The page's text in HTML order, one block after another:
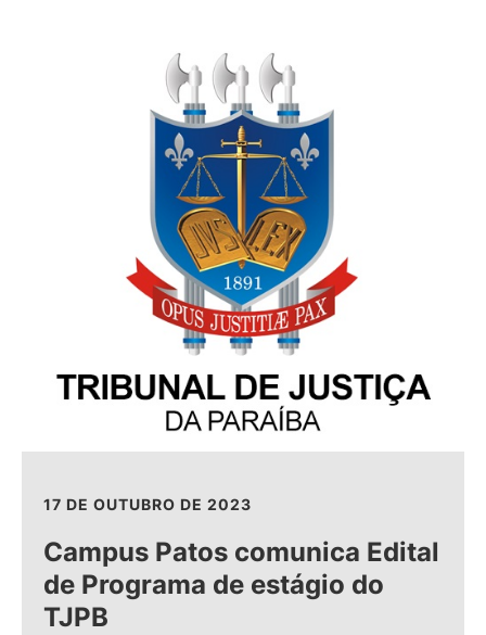
17 DE OUTUBRO DE 2023
Campus Patos comunica Edital
de Programa de estágio do
TJPB